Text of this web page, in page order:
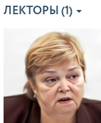
ЛЕКТОРЫ (1)